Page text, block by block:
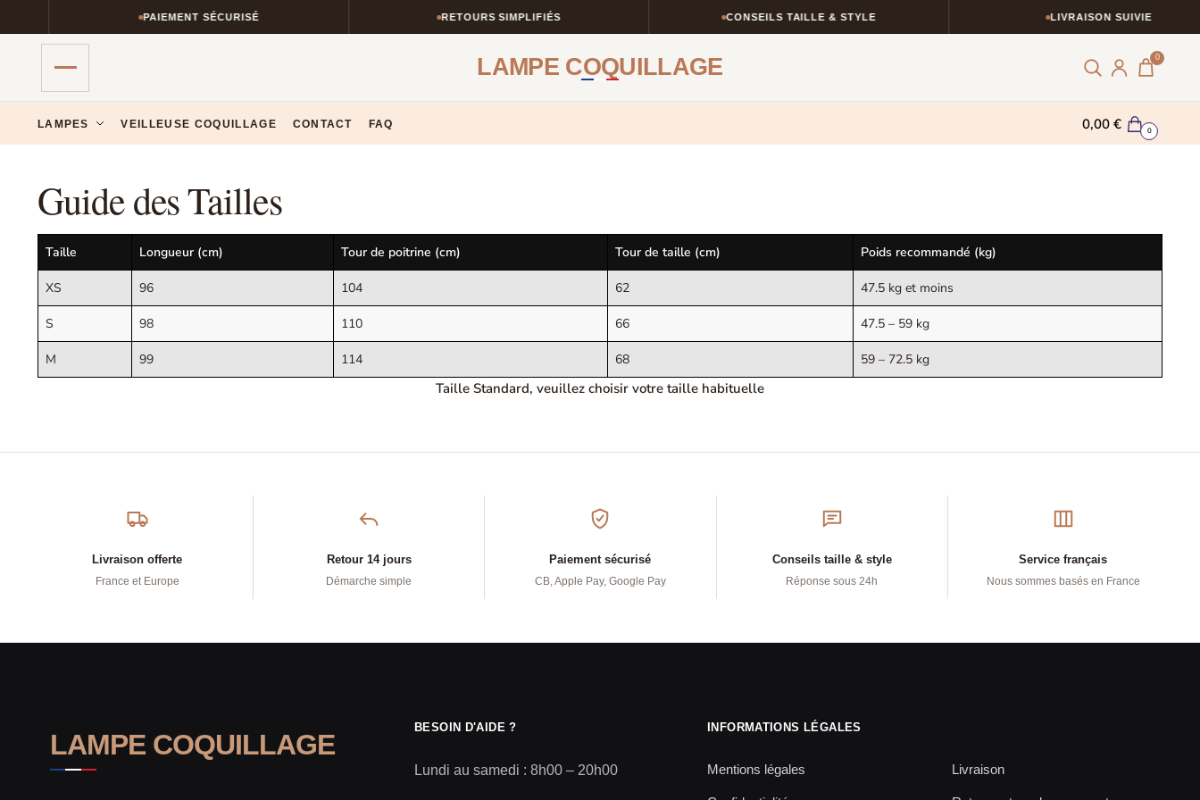
PAIEMENT SÉCURISÉ RETOURS SIMPLIFIÉS CONSEILS TAILLE & STYLE LIVRAISON SUIVIE
LAMPE COQUILLAGE 0
LAMPES VEILLEUSE COQUILLAGE CONTACT FAQ 0,00€ 0
Guide des Tailles
Taille Longueur (cm) Tour de poitrine (cm) Tour de taille (cm) Poids recommandé (kg)
XS 96 104 62 47.5 kg et moins
S 98 110 66 47.5 – 59 kg
M 99 114 68 59 – 72.5 kg
Taille Standard, veuillez choisir votre taille habituelle
Livraison offerte
France et Europe
Retour 14 jours
Démarche simple
Paiement sécurisé
CB, Apple Pay, Google Pay
Conseils taille & style
Réponse sous 24h
Service français
Nous sommes basés en France
LAMPE COQUILLAGE
BESOIN D'AIDE ?
Lundi au samedi : 8h00 – 20h00
INFORMATIONS LÉGALES
Mentions légales Livraison